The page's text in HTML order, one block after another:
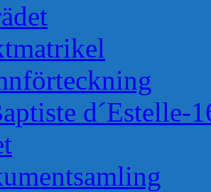
d´Estelle-